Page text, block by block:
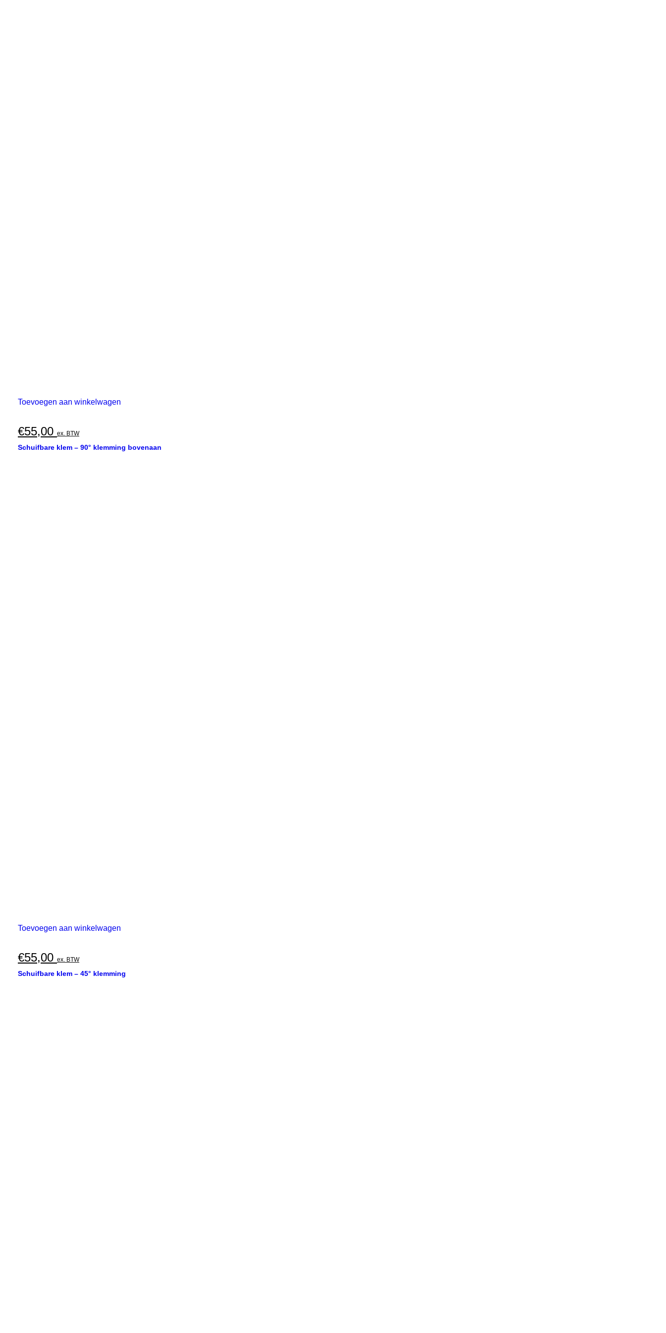
Toevoegen aan winkelwagen
€55,00 ex. BTW
Schuifbare klem – 90° klemming bovenaan
Toevoegen aan winkelwagen
€55,00 ex. BTW
Schuifbare klem – 45° klemming